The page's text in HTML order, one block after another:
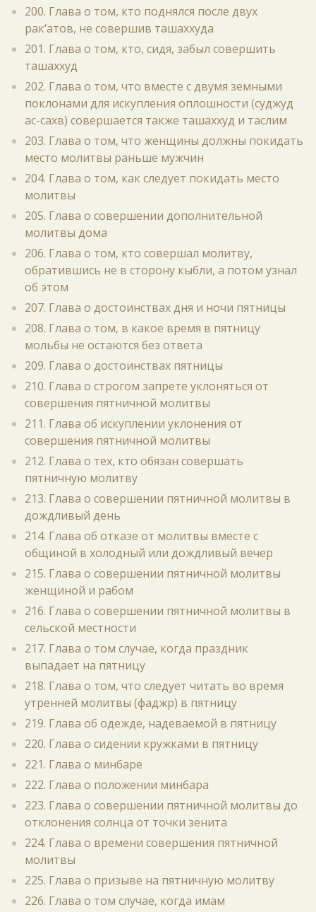
200. Глава о том, кто поднялся после двух
рак‘атов, не совершив ташаххуда
201. Глава о том, кто, сидя, забыл совершить
ташаххуд
202. Глава о том, что вместе с двумя земными
поклонами для искупления оплошности (суджуд
ас-сахв) совершается также ташаххуд и таслим
203. Глава о том, что женщины должны покидать
место молитвы раньше мужчин
204. Глава о том, как следует покидать место
молитвы
205. Глава о совершении дополнительной
молитвы дома
206. Глава о том, кто совершал молитву,
обратившись не в сторону кыбли, а потом узнал
об этом
207. Глава о достоинствах дня и ночи пятницы
208. Глава о том, в какое время в пятницу
мольбы не остаются без ответа
209. Глава о достоинствах пятницы
210. Глава о строгом запрете уклоняться от
совершения пятничной молитвы
211. Глава об искуплении уклонения от
совершения пятничной молитвы
212. Глава о тех, кто обязан совершать
пятничную молитву
213. Глава о совершении пятничной молитвы в
дождливый день
214. Глава об отказе от молитвы вместе с
общиной в холодный или дождливый вечер
215. Глава о совершении пятничной молитвы
женщиной и рабом
216. Глава о совершении пятничной молитвы в
сельской местности
217. Глава о том случае, когда праздник
выпадает на пятницу
218. Глава о том, что следует читать во время
утренней молитвы (фаджр) в пятницу
219. Глава об одежде, надеваемой в пятницу
220. Глава о сидении кружками в пятницу
221. Глава о минбаре
222. Глава о положении минбара
223. Глава о совершении пятничной молитвы до
отклонения солнца от точки зенита
224. Глава о времени совершения пятничной
молитвы
225. Глава о призыве на пятничную молитву
226. Глава о том случае, когда имам